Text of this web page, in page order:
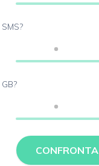
CONFRONTA